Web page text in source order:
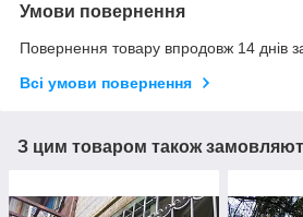
Умови повернення
Повернення товару впродовж 14 днів
Всі умови повернення
З цим товаром також